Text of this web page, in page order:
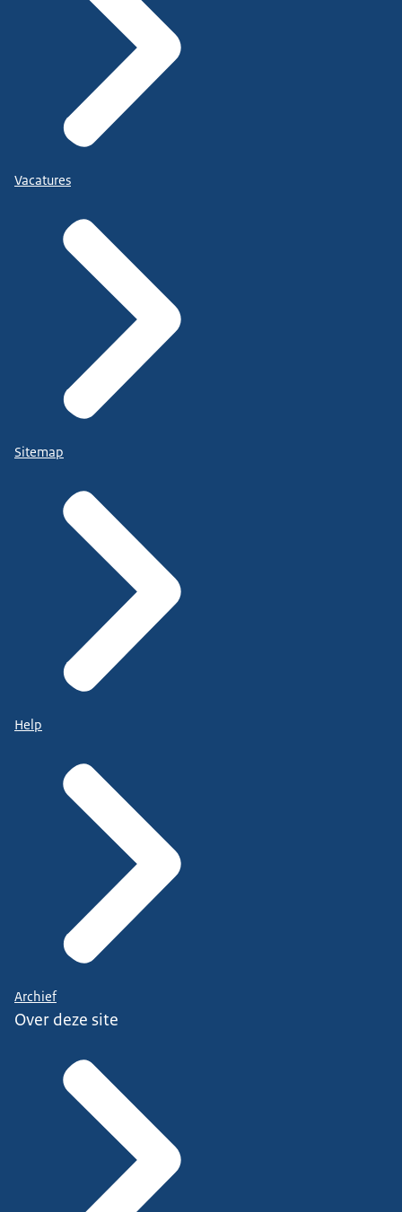
Vacatures
Sitemap
Help
Archief
Over deze site